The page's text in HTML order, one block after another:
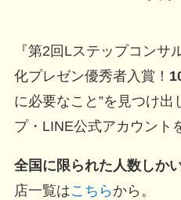
『第2回Lステップコンサ
化プレゼン優秀者入賞！
に必要なこと”を見つけ出
プ・LINE公式アカウント
全国に限られた人数しか
店一覧はこちら から。